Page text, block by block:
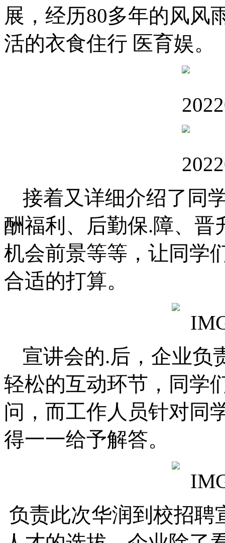
展，经历80多年的风风
活的衣食住行 医育娱。
接着又详细介绍了 同
酬福利、后勤保.障、晋
机会前景等等，让同学
合适的打算。
宣讲会的.后，企业负
轻松的互动环节 ，同学
问 ， 而工作人员针对同
得一一给予解答。
负责此次华润到校招聘